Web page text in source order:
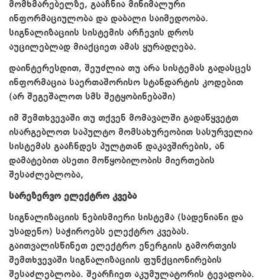
მომხმარებელზე, გააჩნია მინიმალური
ინფორმაციულობა და დაბალი საიმედოობა.
სიგნალიზაციის სისტემის არჩევის დროს
აუცილებლად მიაქციეთ ამას ყურადღება.
დაინტერესდით, შეუძლია თუ არა სისტემას გადასცეს
ინფორმაცია საერთაშორისო სტანდარტის კოდებით
(არ შეგეშალოთ სმს შეტყობინებაში)
იმ შემთხვევაში თუ თქვენ მომავალში გადაწყვეტთ
ისარგებლოთ საპულტო მომსახურეობით სასურველია
სისტემას გააჩნდეს პულტთან დაკავშირების, ან
დამატებით ასეთი მოწყობილობის მიერთების
შესაძლებლობა,
სარეზერვო ელექტრო კვება
სიგნალიზაციის ნებისმიერი სისტემა (სადენიანი და
უსადენო) საჭიროებს ელექტრო კვებას.
გაითვალისწინეთ ელექტრო ენერგიის გამორთვის
შემთხვევაში სიგნალიზაციის ფუნქციონირების
შესაძლებლობა. შეარჩიეთ აკუმულატორის ტევადობა.